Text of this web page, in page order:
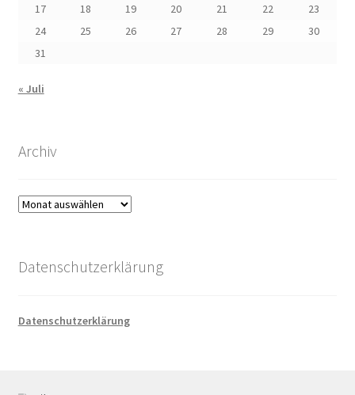
17
18 19 20 21 22
23
24
25 26 27 28 29
30
31
« Juli
Archiv
Archiv
Datenschutzerklärung
Datenschutzerklärung